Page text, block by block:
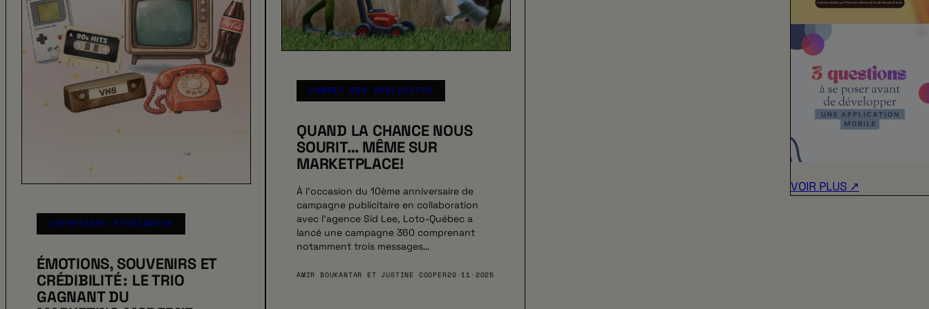
EXPERTISES ÉTUDIANTES
ÉMOTIONS, SOUVENIRS ET
CRÉDIBILITÉ : LE TRIO
GAGNANT DU
COMBAT DES PUBLICITÉS
QUAND LA CHANCE NOUS
SOURIT… MÊME SUR
MARKETPLACE!
À l’occasion du 10ème anniversaire de
campagne publicitaire en collaboration
avec l’agence Sid Lee, Loto-Québec a
lancé une campagne 360 comprenant
notamment trois messages…
AMIR BOUKANTAR ET JUSTINE COOPER20·11·2025
VOIR PLUS ↗